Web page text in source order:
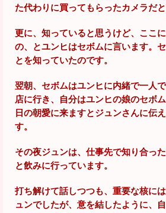
た代わりに買ってもらったカメラだと
更に、知っていると思うけど、ここ
の、とユンヒはセボムに言います。
とを知っていたのです。
翌朝、セボムはユンヒに内緒で一人
店に行き、自分はユンヒの娘のセボ
日の朝愛に来ますとジュンさんに伝
す。
その夜ジュンは、仕事先で知り合っ
と飲みに行っています。
打ち解けて話しつつも、重要な核に
ュンでしたが、意を結したように、